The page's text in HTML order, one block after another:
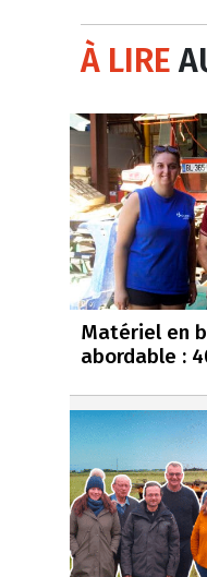
À LIRE
Matériel en
abordable :